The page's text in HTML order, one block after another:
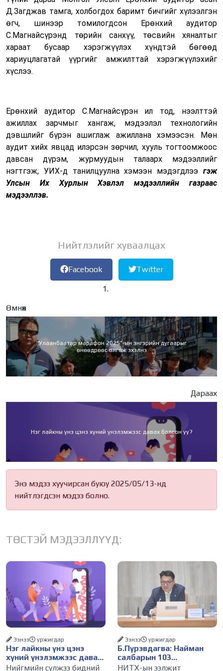
Д.Загджав тамга, холбогдох баримт бичгийг хүлээлгэн
өгч, шинээр томилогдсон Ерөнхий аудитор
С.Магнайсүрэнд төрийн санхүү, төсвийн хяналтыг
хараат бусаар хэрэгжүүлэх хүндтэй бөгөөд
хариуцлагатай үүргийг амжилттай хэрэгжүүлэхийг
хүслээ.
Ерөнхий аудитор С.Магнайсүрэн ил тод, нээлттэй
ажиллах зарчмыг хангаж, мэдээлэл технологийн
дэвшлийг бүрэн ашиглаж ажиллана хэмээсэн. Мөн
аудит хийх явцад илэрсэн зөрчил, хууль тогтоомжоос
давсан дүрэм, журмуудын талаарх мэдээллийг
нэгтгэж, УИХ-д танилцуулна хэмээн мэдэгдлээгэж
Улсын Их Хурлын Хэвлэл мэдээллийн газраас
мэдээллэв.
Нийтлэлийг хуваалцах
Facebook Twitter
Өмнөх
“Улаанбаатар марафон 2025”-ын энгэрийн дугаарыг
өнөөдрөөс олгож эхэлнэ
Дараах
Нэг лайкны үнэ цэнэ хүний үнэлэмжээс давах болсон уу?
Энэ мэдээ хуучирсан буюу 2025/05/13-нд
нийтлэгдсэн мэдээ болно.
ТӨСТЭЙ МЭДЭЭЛЛҮҮД:
Нэг лайкны үнэ цэнэ
хүний үнэлэмжээс давах
болсон уу?
Ээнээ уржигдар
Нийгмийн сүлжээ бидний
Б.Пүрэвдагва: Найман
салбарын 103
үйлчилгээний
Ээнээ уржигдар
НИТХ-ын ээлжит